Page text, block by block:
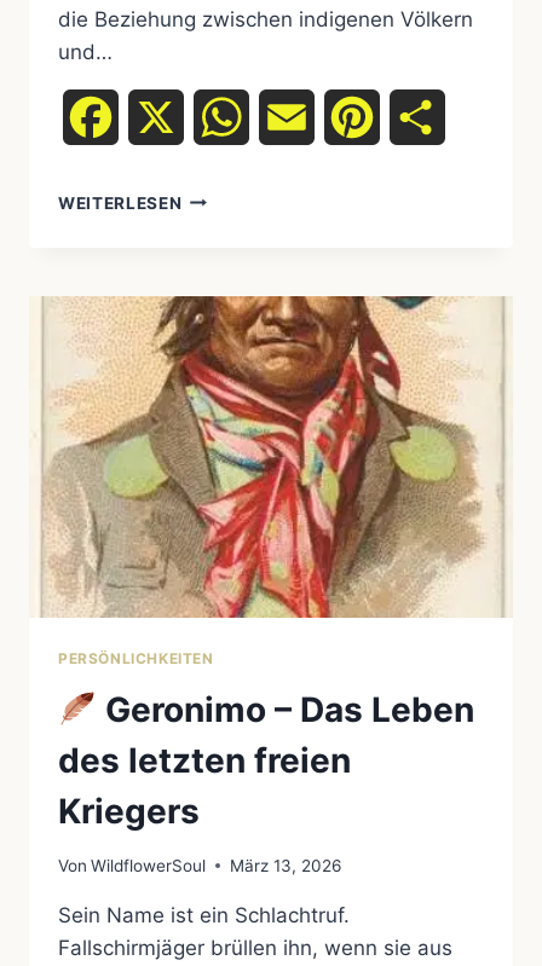
die Beziehung zwischen indigenen Völkern
und…
Facebook WhatsAppEmail Pinterest
WEITERLESEN
POPKULTUR
–
FILME,
BÜCHER
&
MUSIK:
400
JAHRE
MYTHOS,
MISSVERSTÄNDNIS
UND
WAHRHEIT
PERSÖNLICHKEITEN
Geronimo – Das Leben
des letzten freien
Kriegers
Von WildflowerSoul März 13, 2026
Sein Name ist ein Schlachtruf.
Fallschirmjäger brüllen ihn, wenn sie aus